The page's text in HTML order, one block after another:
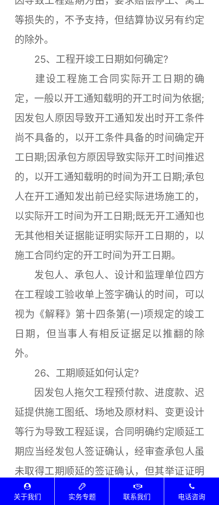
等损失的，不予支持，但结算协议另有约定
的除外。
25、工程开竣工日期如何确定?
建设工程施工合同实际开工日期的确
定，一般以开工通知载明的开工时间为依据;
因发包人原因导致开工通知发出时开工条件
尚不具备的，以开工条件具备的时间确定开
工日期;因承包方原因导致实际开工时间推迟
的，以开工通知载明的时间为开工日期;承包
人在开工通知发出前已经实际进场施工的，
以实际开工时间为开工日期;既无开工通知也
无其他相关证据能证明实际开工日期的，以
施工合同约定的开工时间为开工日期。
发包人、承包人、设计和监理单位四方
在工程竣工验收单上签字确认的时间，可以
视为《解释》第十四条第(一)项规定的竣工
日期，但当事人有相反证据足以推翻的除
外。
26、工期顺延如何认定?
因发包人拖欠工程预付款、进度款、迟
延提供施工图纸、场地及原材料、变更设计
等行为导致工程延误，合同明确约定顺延工
期应当经发包人签证确认，经审查承包人虽
未取得工期顺延的签证确认，但其举证证明
在合同约定的办理期限内向发包人主张过工
关于我们 实务专题 联系我们 电话咨询